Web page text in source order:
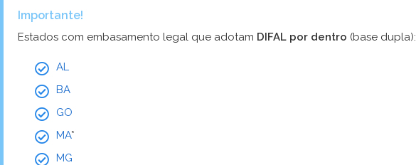
Importante!
Estados com embasamento legal que adotam DIFAL por dentro (base dupla):
AL
BA
GO
MA*
MG